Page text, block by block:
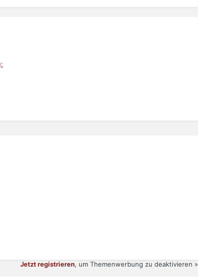
Jetzt registrieren, um Themenwerbung zu deaktivieren »